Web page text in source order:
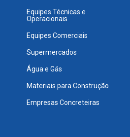
Equipes Técnicas e
Operacionais
Equipes Comerciais
Supermercados
Água e Gás
Materiais para Construção
Empresas Concreteiras